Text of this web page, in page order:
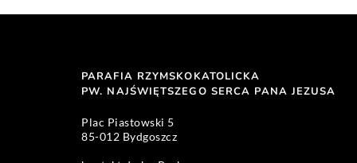
2026”
PARAFIA RZYMSKOKATOLICKA
PW. NAJŚWIĘTSZEGO SERCA PANA JEZUSA
Plac Piastowski 5
85-012 Bydgoszcz